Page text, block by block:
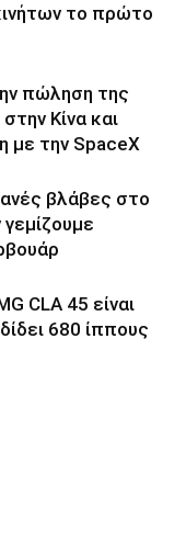
το πρώτο
πώληση της
Κίνα και
με την SpaceX
βλάβες στο
CLA 45 είναι
680 ίππους